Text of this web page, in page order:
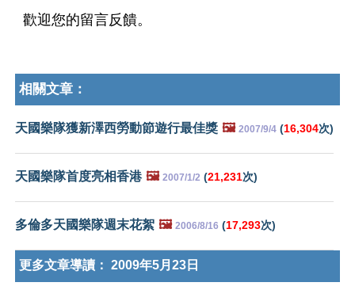
歡迎您的留言反饋。
相關文章：
天國樂隊獲新澤西勞動節遊行最佳獎 🖼️ 2007/9/4 (16,304次)
天國樂隊首度亮相香港 🖼️ 2007/1/2 (21,231次)
多倫多天國樂隊週末花絮 🖼️ 2006/8/16 (17,293次)
更多文章導讀： 2009年5月23日